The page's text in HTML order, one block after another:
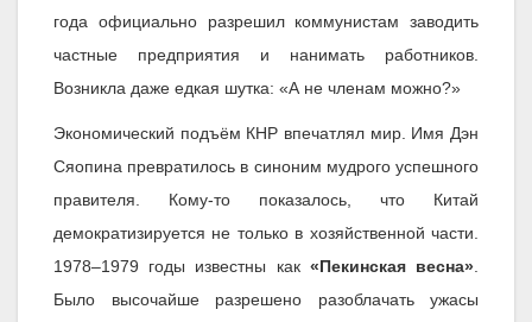
года официально разрешил коммунистам заводить
частные предприятия и нанимать работников.
Возникла даже едкая шутка: «А не членам можно?»
Экономический подъём КНР впечатлял мир. Имя Дэн
Сяопина превратилось в синоним мудрого успешного
правителя. Кому-то показалось, что Китай
демократизируется не только в хозяйственной части.
1978–1979 годы известны как «Пекинская весна»
Было высочайше разрешено разоблачать ужасы